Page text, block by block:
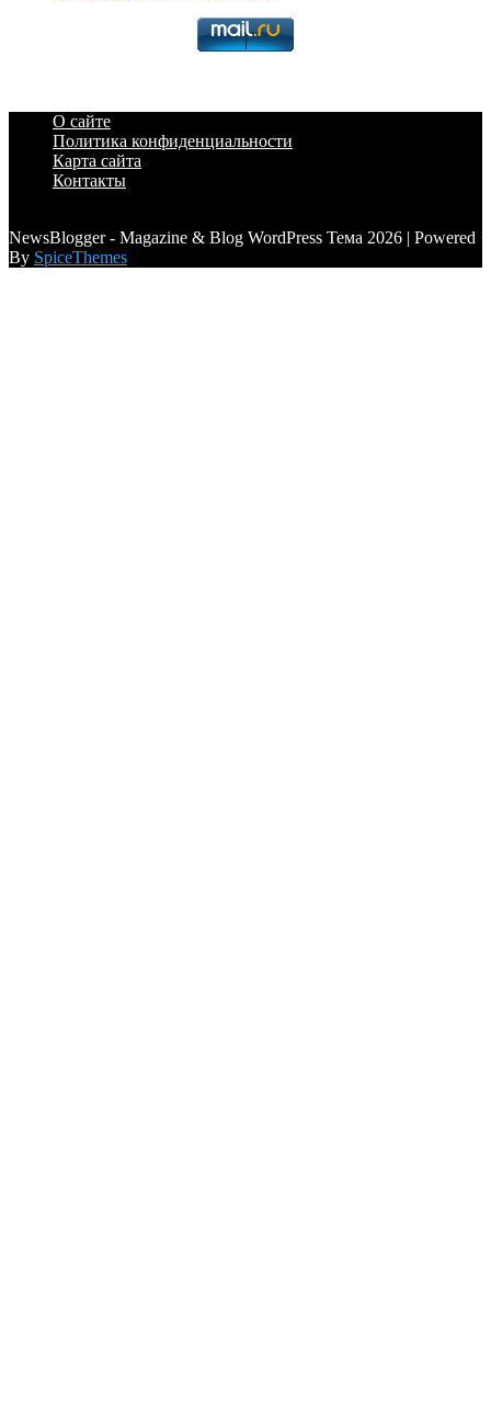
О сайте
Политика конфиденциальности
Карта сайта
Контакты
NewsBlogger - Magazine & Blog WordPress Тема 2026 | Powered
By SpiceThemes